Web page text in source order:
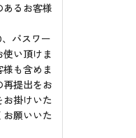
あるお客様
パスワー
使い頂けま
も含めま
再提出をお
掛けいた
お願いいた